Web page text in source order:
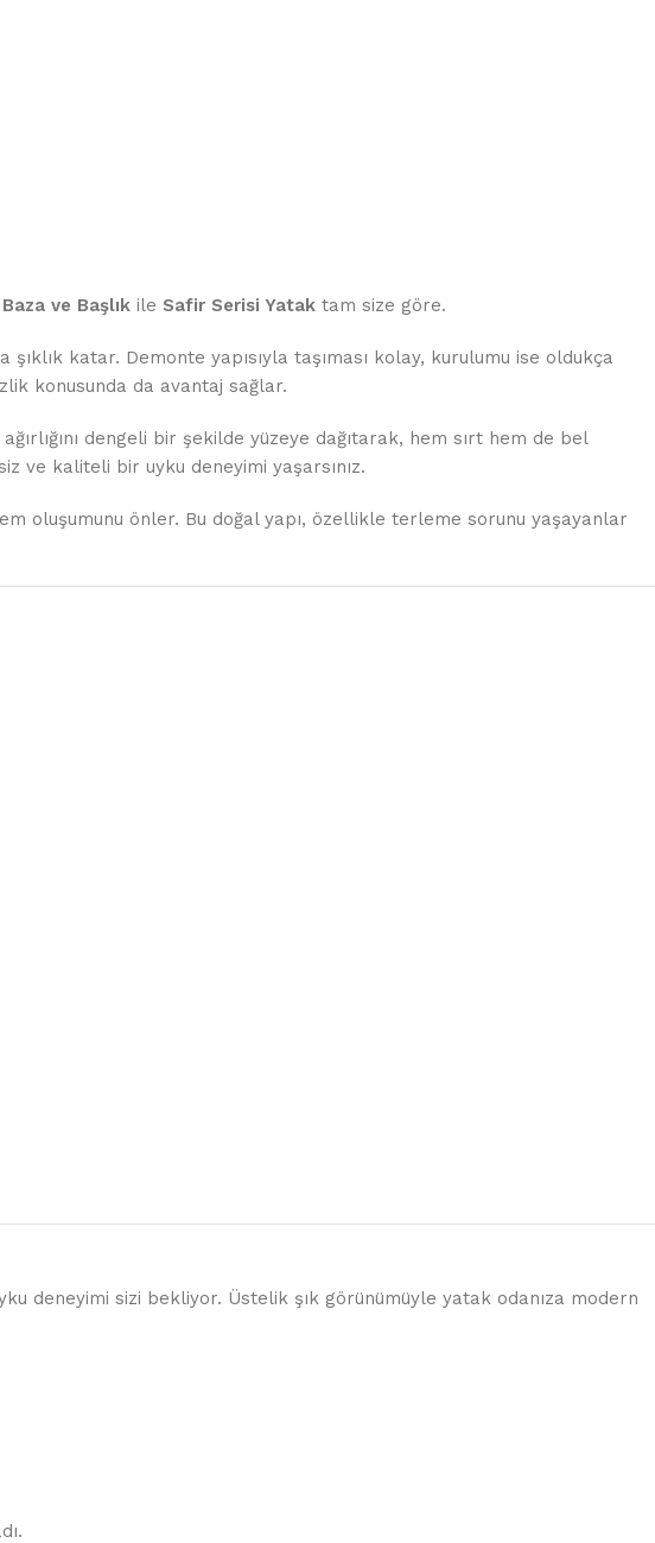
ve Başlık ile Safir Serisi Yatak tam size göre.
katar. Demonte yapısıyla taşıması kolay, kurulumu ise oldukça
konusunda da avantaj sağlar.
dengeli bir şekilde yüzeye dağıtarak, hem sırt hem de bel
ve kaliteli bir uyku deneyimi yaşarsınız.
oluşumunu önler. Bu doğal yapı, özellikle terleme sorunu yaşayanlar
deneyimi sizi bekliyor. Üstelik şık görünümüyle yatak odanıza modern